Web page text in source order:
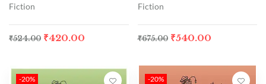
Fiction
₹524.00 ₹420.00
Fiction
₹675.00 ₹540.00
-20% -20%